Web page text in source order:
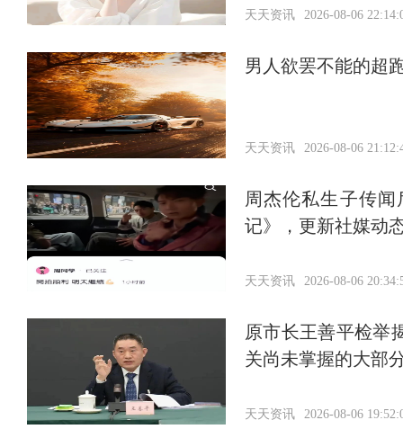
天天资讯 2026-08-06
男人欲罢不能的超
天天资讯 2026-08-06
周杰伦私生子传
记》，更新社媒动
天天资讯 2026-08-06
原市长王善平检举
关尚未掌握的大部
天天资讯 2026-08-06